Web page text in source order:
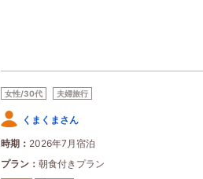
女性/30代 夫婦旅行
くまくまさん
時期
2026年7月宿泊
プラン
朝食付きプラン